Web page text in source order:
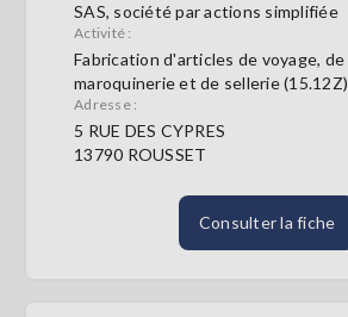
SAS, société par actions simplifiée
Activité :
Fabrication d'articles de voyage, de
maroquinerie et de sellerie (15.12Z)
Adresse :
5 RUE DES CYPRES
13790 ROUSSET
Consulter la fiche